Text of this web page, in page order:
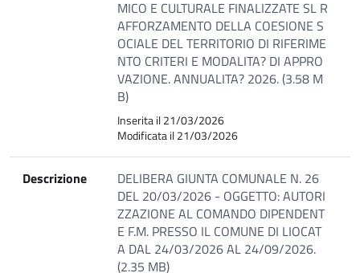
MICO E CULTURALE FINALIZZATE SL R
AFFORZAMENTO DELLA COESIONE S
OCIALE DEL TERRITORIO DI RIFERIME
NTO CRITERI E MODALITA? DI APPRO
VAZIONE. ANNUALITA? 2026. (3.58 M
B)
Inserita il 21/03/2026
Modificata il 21/03/2026
Descrizione
DELIBERA GIUNTA COMUNALE N. 26
DEL 20/03/2026 - OGGETTO: AUTORI
ZZAZIONE AL COMANDO DIPENDENT
E F.M. PRESSO IL COMUNE DI LIOCAT
A DAL 24/03/2026 AL 24/09/2026.
(2.35 MB)